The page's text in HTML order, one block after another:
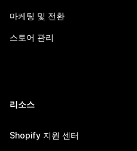
마케팅 및 전환
스토어 관리
리소스
Shopify 지원 센터